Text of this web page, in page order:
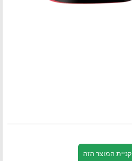
קניית המוצר הזה